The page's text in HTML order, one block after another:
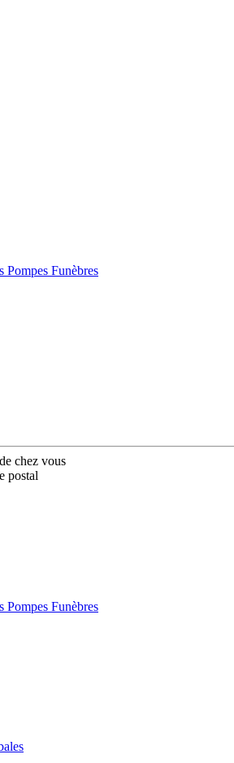
Funèbres
chez vous
postal
Funèbres